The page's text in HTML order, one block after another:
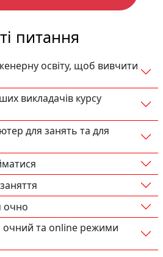
питання
освіту, щоб вивчити
викладачів курсу
для занять та для
очно
та online режими